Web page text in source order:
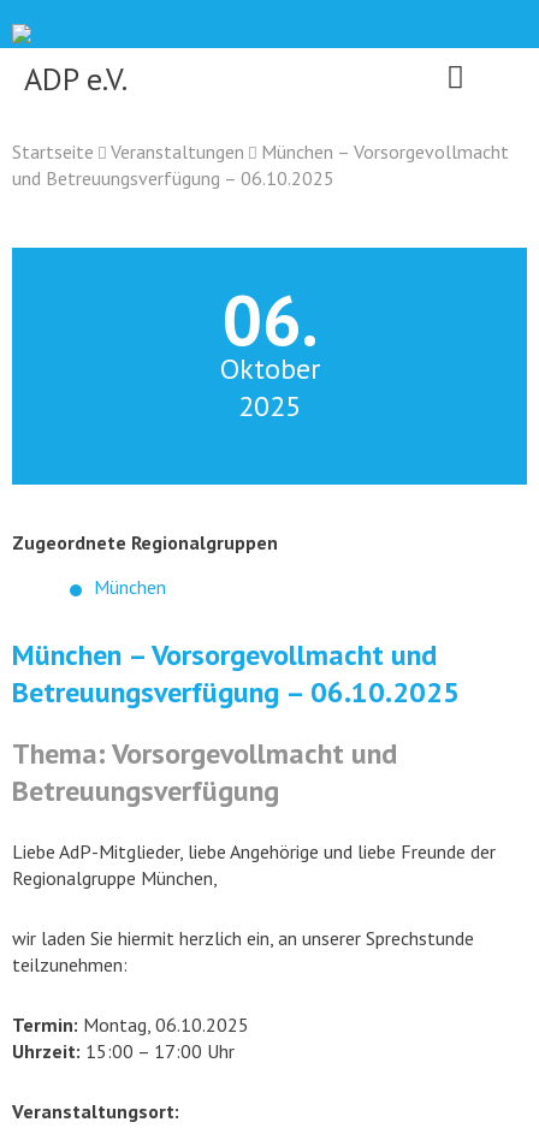
to
content
ADP e.V.
Startseite Veranstaltungen
München – Vorsorgevollmacht
und Betreuungsverfügung – 06.10.2025
06.
Oktober
2025
Zugeordnete Regionalgruppen
München
München – Vorsorgevollmacht und
Betreuungsverfügung – 06.10.2025
Thema: Vorsorgevollmacht und
Betreuungsverfügung
Liebe AdP-Mitglieder, liebe Angehörige und liebe Freunde der
Regionalgruppe München,
wir laden Sie hiermit herzlich ein, an unserer Sprechstunde
teilzunehmen:
Termin: Montag, 06.10.2025
Uhrzeit: 15:00 – 17:00 Uhr
Veranstaltungsort: